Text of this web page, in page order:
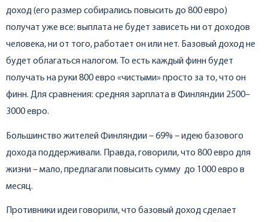
доход (его размер собирались повысить до 800 евро)
получат уже все: выплата не будет зависеть ни от доходов
человека, ни от того, работает он или нет. Базовый доход не
будет облагаться налогом. То есть каждый финн будет
получать на руки 800 евро «чистыми» просто за то, что он
финн. Для сравнения: средняя зарплата в Финляндии 2500–
3000 евро.
Большинство жителей Финляндии – 69% – идею базового
дохода поддерживали. Правда, говорили, что 800 евро для
жизни – мало, предлагали повысить сумму до 1000 евро в
месяц.
Противники идеи говорили, что базовый доход сделает